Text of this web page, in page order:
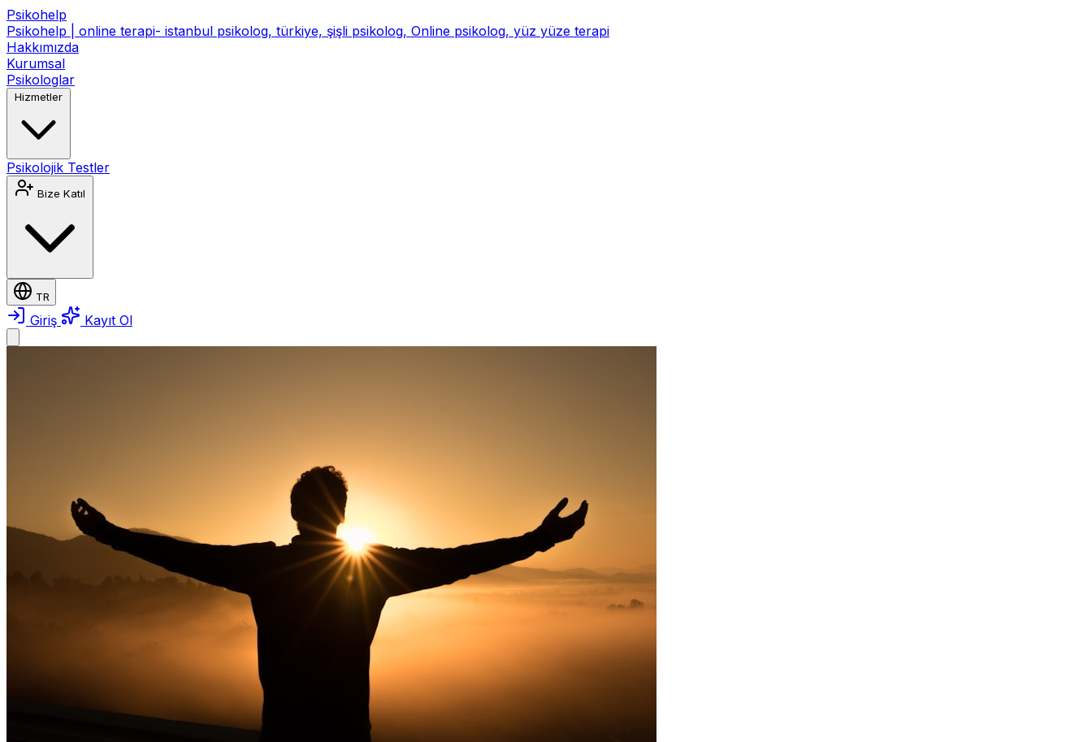
Psikohelp
Psikohelp | online terapi- istanbul psikolog, türkiye, şişli psikolog, Online psikolog, yüz yüze terapi
Hakkımızda
Kurumsal
Psikologlar
Hizmetler
Psikolojik Testler
Bize Katıl
TR
Giriş Kayıt Ol